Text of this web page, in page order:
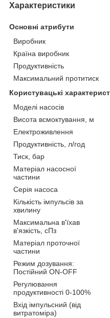
Характеристики
Основні атрибути
Виробник
Країна виробник
Продуктивність
Максимальний протитиск
Користувацькi
Моделі насосів
Висота всмоктування, м
Електроживлення
Продуктивність, л/год
Тиск, бар
Матеріал насосної
частини
Серія насоса
Кількість імпульсів за
хвилину
Максимальна в'їхав
в'язкість, сПз
Матеріал проточної
частини
Режим дозування:
Постійний ON-OFF
Регулювання
продуктивності 0-100%
Вхід імпульсний (від
витратоміра)